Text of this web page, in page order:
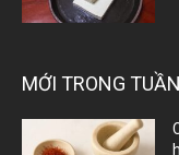
MỚI TRONG TUẦN